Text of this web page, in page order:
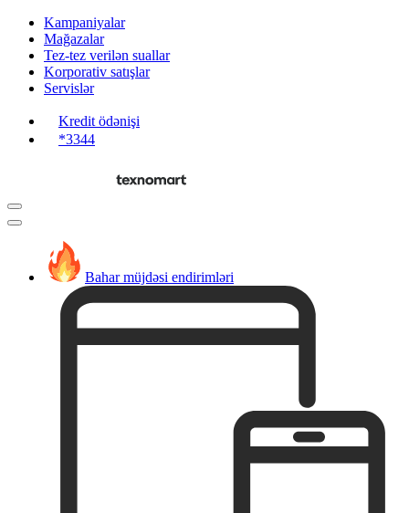
Kampaniyalar
Mağazalar
Tez-tez verilən suallar
Korporativ satışlar
Servislər
Kredit ödənişi
*3344
Bahar müjdəsi endirimləri